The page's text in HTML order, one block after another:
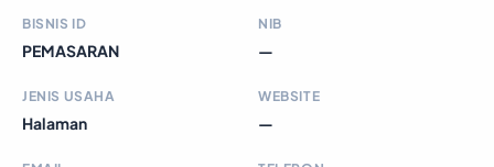
BISNIS ID
PEMASARAN
NIB
—
JENIS USAHA
Halaman
WEBSITE
—